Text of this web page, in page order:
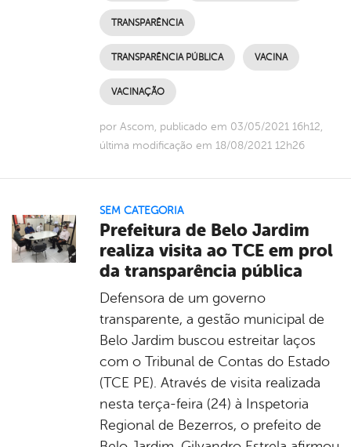
TRANSPARÊNCIA
TRANSPARÊNCIA PÚBLICA VACINA
VACINAÇÃO
por Ascom, publicado em 03/05/2021 16h12,
última modificação em 18/08/2021 12h26
SEM CATEGORIA
Prefeitura de Belo Jardim
realiza visita ao TCE em prol
da transparência pública
Defensora de um governo
transparente, a gestão municipal de
Belo Jardim buscou estreitar laços
com o Tribunal de Contas do Estado
(TCE PE). Através de visita realizada
nesta terça-feira (24) à Inspetoria
Regional de Bezerros, o prefeito de